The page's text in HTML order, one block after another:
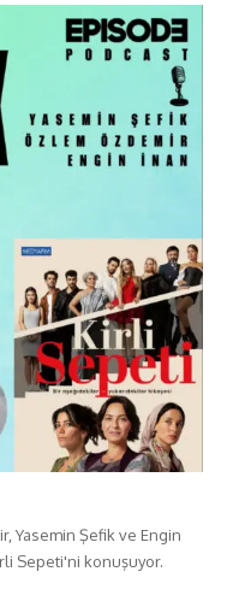
Yasemin Şefik ve Engin
Sepeti'ni konuşuyor.